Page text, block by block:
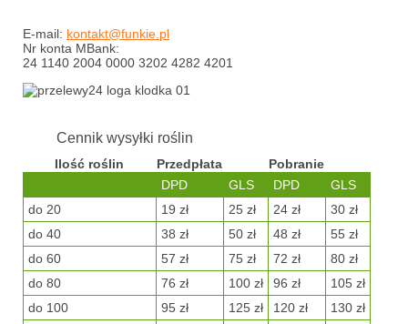
E-mail: kontakt@funkie.pl
Nr konta MBank:
24 1140 2004 0000 3202 4282 4201
Cennik wysyłki roślin
Ilość roślin Przedpłata
Pobranie
DPD
GLS DPD
GLS
do 20
19 zł 25 zł 24 zł
30 zł
do 40
38 zł 50 zł 48 zł
55 zł
do 60
57 zł 75 zł 72 zł
80 zł
do 80
76 zł 100 zł 96 zł
105 zł
do 100
95 zł 125 zł 120 zł
130 zł